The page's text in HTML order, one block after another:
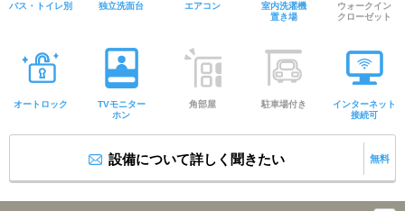
バス・トイレ別 独立洗面台 エアコン
室内洗濯機
置き場
ウォークイン
クローゼット
オートロック
TVモニター
ホン
角部屋 駐車場付き
インターネット
接続可
設備について詳しく聞きたい 無料